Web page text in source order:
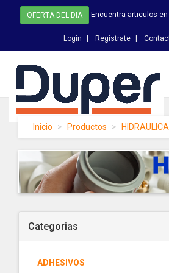
OFERTA DEL DIA Encuentra articulos
Login Registrate
DUPER
homepage
Inicio Productos HIDRAULICA
Categorias
ADHESIVOS